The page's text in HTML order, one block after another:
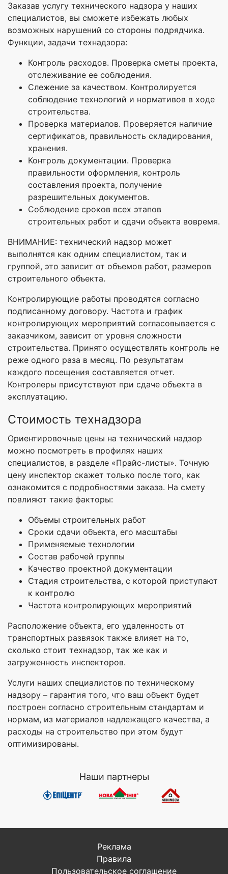
Заказав услугу технического надзора у наших
специалистов, вы сможете избежать любых
возможных нарушений со стороны подрядчика.
Функции, задачи технадзора:
Контроль расходов. Проверка сметы проекта,
отслеживание ее соблюдения.
Слежение за качеством. Контролируется
соблюдение технологий и нормативов в ходе
строительства.
Проверка материалов. Проверяется наличие
сертификатов, правильность складирования,
хранения.
Контроль документации. Проверка
правильности оформления, контроль
составления проекта, получение
разрешительных документов.
Соблюдение сроков всех этапов
строительных работ и сдачи объекта вовремя.
ВНИМАНИЕ: технический надзор может
выполнятся как одним специалистом, так и
группой, это зависит от объемов работ, размеров
строительного объекта.
Контролирующие работы проводятся согласно
подписанному договору. Частота и график
контролирующих мероприятий согласовывается с
заказчиком, зависит от уровня сложности
строительства. Принято осуществлять контроль не
реже одного раза в месяц. По результатам
каждого посещения составляется отчет.
Контролеры присутствуют при сдаче объекта в
эксплуатацию.
Стоимость технадзора
Ориентировочные цены на технический надзор
можно посмотреть в профилях наших
специалистов, в разделе «Прайс-листы». Точную
цену инспектор скажет только после того, как
ознакомится с подробностями заказа. На смету
повлияют такие факторы:
Объемы строительных работ
Сроки сдачи объекта, его масштабы
Применяемые технологии
Состав рабочей группы
Качество проектной документации
Стадия строительства, с которой приступают
к контролю
Частота контролирующих мероприятий
Расположение объекта, его удаленность от
транспортных развязок также влияет на то,
сколько стоит технадзор, так же как и
загруженность инспекторов.
Услуги наших специалистов по техническому
надзору – гарантия того, что ваш объект будет
построен согласно строительным стандартам и
нормам, из материалов надлежащего качества, а
расходы на строительство при этом будут
оптимизированы.
Наши партнеры
Реклама
Правила
Пользовательское соглашение